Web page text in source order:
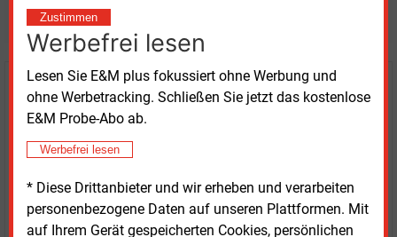
Zustimmen
Werbefrei lesen
Lesen Sie E&M plus fokussiert ohne Werbung und
ohne Werbetracking. Schließen Sie jetzt das kostenlose
E&M Probe-Abo ab.
Werbefrei lesen
* Diese Drittanbieter und wir erheben und verarbeiten
personenbezogene Daten auf unseren Plattformen. Mit
auf Ihrem Gerät gespeicherten Cookies, persönlichen
weitere Nachrichten lesen?
Kaufen Sie den Artikel
nur €8.93